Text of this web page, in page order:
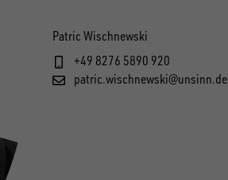
Patric Wischnewski
+49 8276 5890 920
patric.wischnewski@unsinn.de